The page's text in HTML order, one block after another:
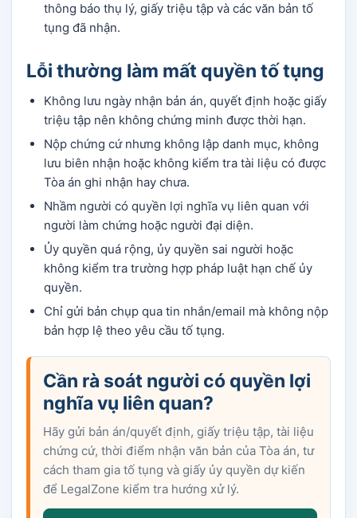
thông báo thụ lý, giấy triệu tập và các văn bản tố
tụng đã nhận.
Lỗi thường làm mất quyền tố tụng
Không lưu ngày nhận bản án, quyết định hoặc giấy
triệu tập nên không chứng minh được thời hạn.
Nộp chứng cứ nhưng không lập danh mục, không
lưu biên nhận hoặc không kiểm tra tài liệu có được
Tòa án ghi nhận hay chưa.
Nhầm người có quyền lợi nghĩa vụ liên quan với
người làm chứng hoặc người đại diện.
Ủy quyền quá rộng, ủy quyền sai người hoặc
không kiểm tra trường hợp pháp luật hạn chế ủy
quyền.
Chỉ gửi bản chụp qua tin nhắn/email mà không nộp
bản hợp lệ theo yêu cầu tố tụng.
Cần rà soát người có quyền lợi
nghĩa vụ liên quan?
Hãy gửi bản án/quyết định, giấy triệu tập, tài liệu
chứng cứ, thời điểm nhận văn bản của Tòa án, tư
cách tham gia tố tụng và giấy ủy quyền dự kiến
để LegalZone kiểm tra hướng xử lý.